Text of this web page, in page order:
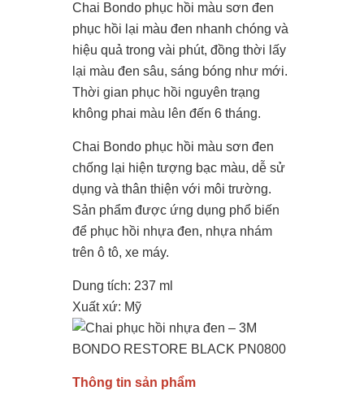
Chai Bondo phục hồi màu sơn đen
phục hồi lại màu đen nhanh chóng và
hiệu quả trong vài phút, đồng thời lấy
lại màu đen sâu, sáng bóng như mới.
Thời gian phục hồi nguyên trạng
không phai màu lên đến 6 tháng.
Chai Bondo phục hồi màu sơn đen
chống lại hiện tượng bạc màu, dễ sử
dụng và thân thiện với môi trường.
Sản phẩm được ứng dụng phổ biến
để phục hồi nhựa đen, nhựa nhám
trên ô tô, xe máy.
Dung tích: 237 ml
Xuất xứ: Mỹ
Thông tin sản phẩm